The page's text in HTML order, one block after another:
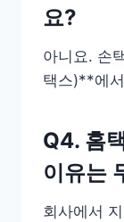
요?
아니요. 손
택스)**에
Q4. 홈
이유는
회사에서